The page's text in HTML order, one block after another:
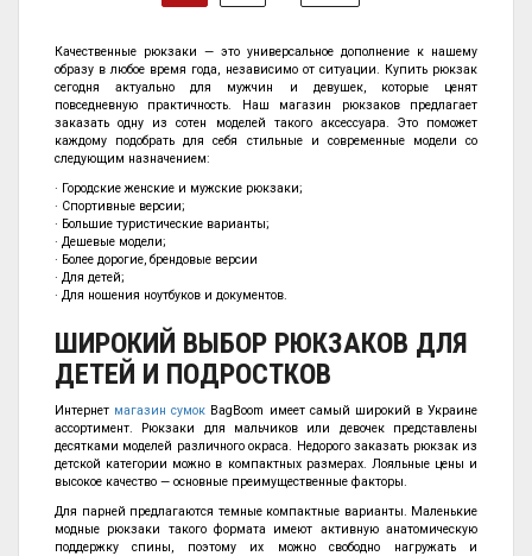
Качественные рюкзаки — это универсальное дополнение к нашему
образу в любое время года, независимо от ситуации. Купить рюкзак
сегодня актуально для мужчин и девушек, которые ценят
повседневную практичность. Наш магазин рюкзаков предлагает
заказать одну из сотен моделей такого аксессуара. Это поможет
каждому подобрать для себя стильные и современные модели со
следующим назначением:
· Городские женские и мужские рюкзаки;
· Спортивные версии;
· Большие туристические варианты;
· Дешевые модели;
· Более дорогие, брендовые версии
· Для детей;
· Для ношения ноутбуков и документов.
ШИРОКИЙ ВЫБОР РЮКЗАКОВ ДЛЯ
ДЕТЕЙ И ПОДРОСТКОВ
Интернет магазин сумок BagBoom имеет самый широкий в Украине
ассортимент. Рюкзаки для мальчиков или девочек представлены
десятками моделей различного окраса. Недорого заказать рюкзак из
детской категории можно в компактных размерах. Лояльные цены и
высокое качество — основные преимущественные факторы.
Для парней предлагаются темные компактные варианты. Маленькие
модные рюкзаки такого формата имеют активную анатомическую
поддержку спины, поэтому их можно свободно нагружать и